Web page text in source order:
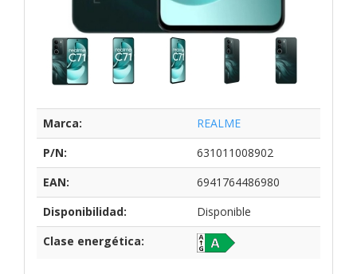
Marca:
REALME
P/N:
631011008902
EAN:
6941764486980
Disponibilidad:
Disponible
Clase energética: